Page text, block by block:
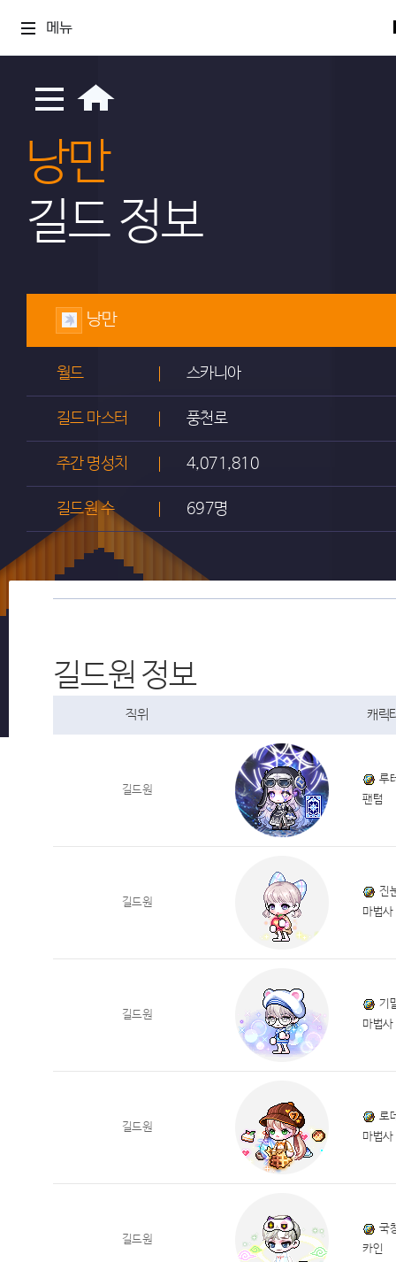
메뉴
낭만
길드 정보
낭만
월드 스카니아
길드 마스터 풍천로
주간 명성치 4,071,810
길드원 수 697명
길드원 정보
직위 캐릭
길드원
루
팬텀
길드원
진
마법사
길드원
기
마법사
길드원
로
마법사
길드원
국
카인